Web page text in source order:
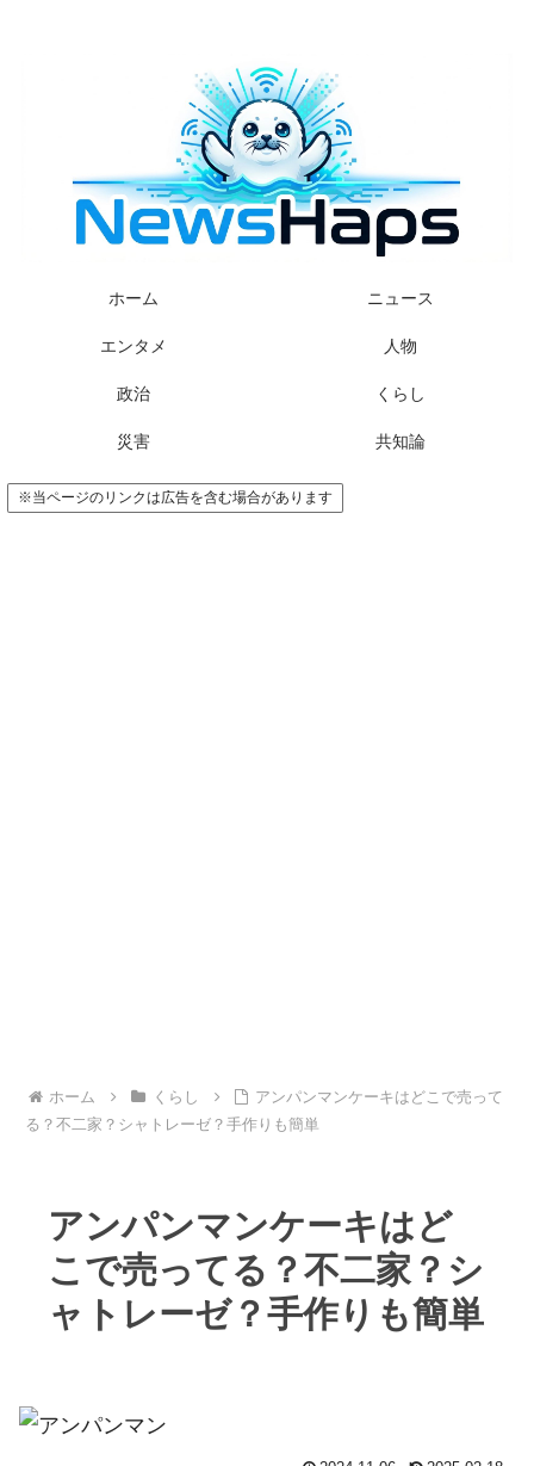
ホーム ニュース
エンタメ 人物
政治 くらし
災害 共知論
※当ページのリンクは広告を含む場合があります
ホーム くらし
アンパンマンケーキはどこで売って
る？不二家？シャトレーゼ？手作りも簡単
アンパンマンケーキはど
こで売ってる？不二家？シ
ャトレーゼ？手作りも簡単